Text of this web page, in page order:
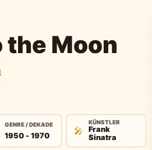
the Moon
GENRE / DEKADE
1950 - 1970 🎤
KÜNSTLER
Frank
Sinatra